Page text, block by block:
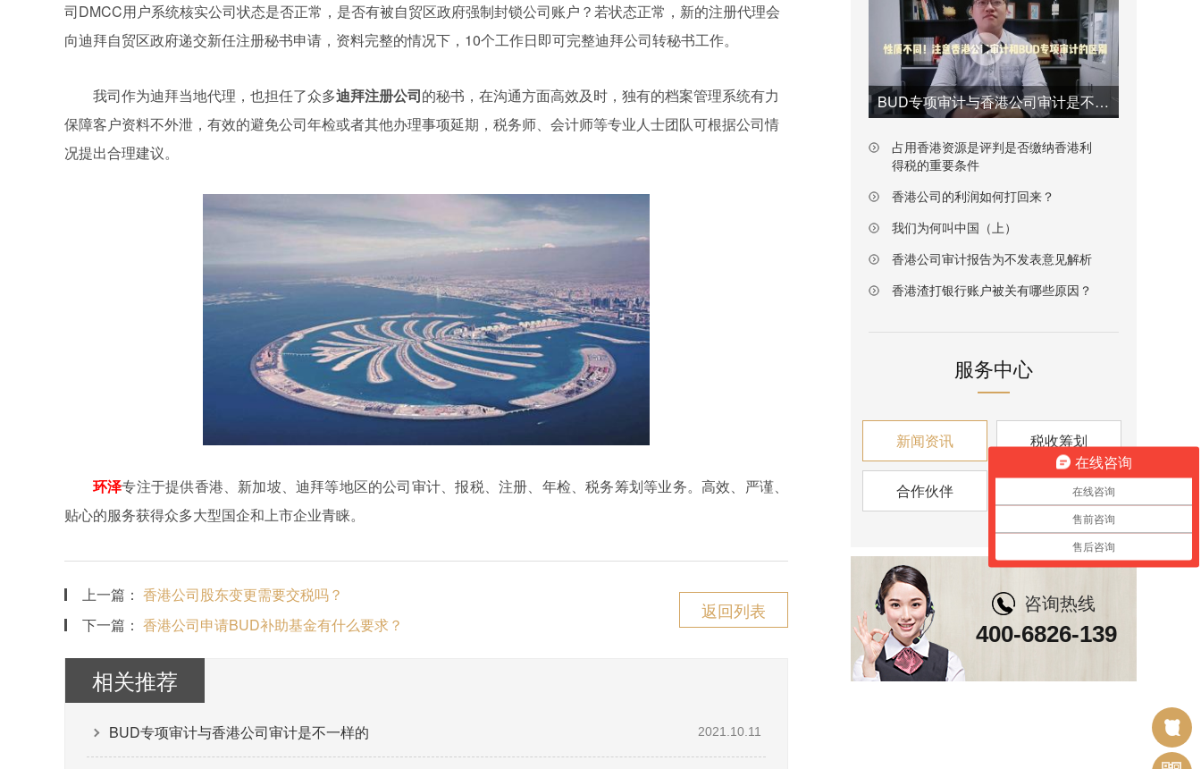
司DMCC用户系统核实公司状态是否正常，是否有被自贸区政府强制封锁公司账户？若状态正常，新的注册代理会
向迪拜自贸区政府递交新任注册秘书申请，资料完整的情况下，10个工作日即可完整迪拜公司转秘书工作。
我司作为迪拜当地代理，也担任了众多迪拜注册公司的秘书，在沟通方面高效及时，独有的档案管理系统有力
保障客户资料不外泄，有效的避免公司年检或者其他办理事项延期，税务师、会计师等专业人士团队可根据公司情
况提出合理建议。
环泽专注于提供香港、新加坡、迪拜等地区的公司审计、报税、注册、年检、税务筹划等业务。高效、严谨、
贴心的服务获得众多大型国企和上市企业青睐。
上一篇： 香港公司股东变更需要交税吗？
下一篇： 香港公司申请BUD补助基金有什么要求？
返回列表
相关推荐
BUD专项审计与香港公司审计是不一样的 2021.10.11
BUD专项审计与香港公司审计是不一样的
占用香港资源是评判是否缴纳香港利
得税的重要条件
香港公司的利润如何打回来？
我们为何叫中国（上）
香港公司审计报告为不发表意见解析
香港渣打银行账户被关有哪些原因？
服务中心
新闻资讯 税收筹划
合作伙伴 资讯视角
咨询热线
400-6826-139
在线咨询
在线咨询
售前咨询
售后咨询